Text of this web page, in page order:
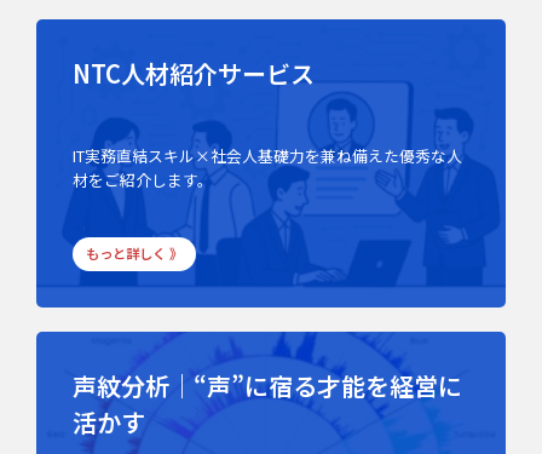
NTC人材紹介サービス
IT実務直結スキル×社会人基礎力を兼ね備えた優秀な人
材をご紹介します。
もっと詳しく 》
声紋分析｜“声”に宿る才能を経営に
活かす